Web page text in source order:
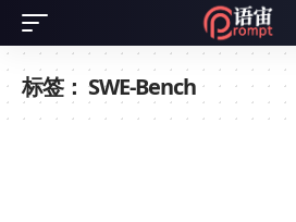
标签： SWE-Bench